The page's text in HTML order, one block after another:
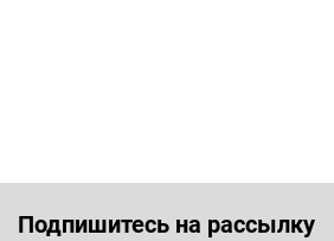
Подпишитесь на рассылку